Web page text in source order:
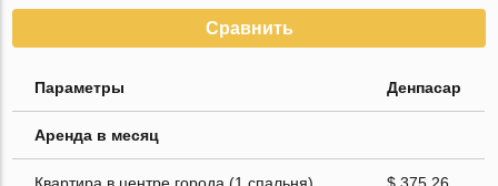
Сравнить
Параметры Денпасар
Аренда в месяц
Квартира в центре города (1 спальня) $ 375.26